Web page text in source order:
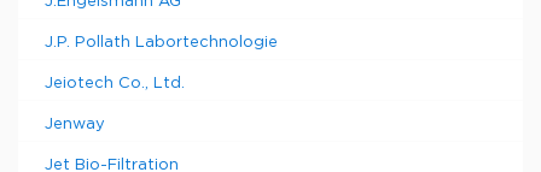
J.P. Pollath Labortechnologie
Jeiotech Co., Ltd.
Jenway
Jet Bio-Filtration